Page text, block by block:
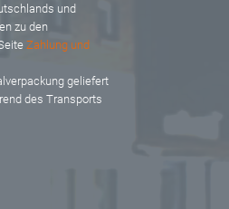
und
zu den
Zahlung und
geliefert
des Transports